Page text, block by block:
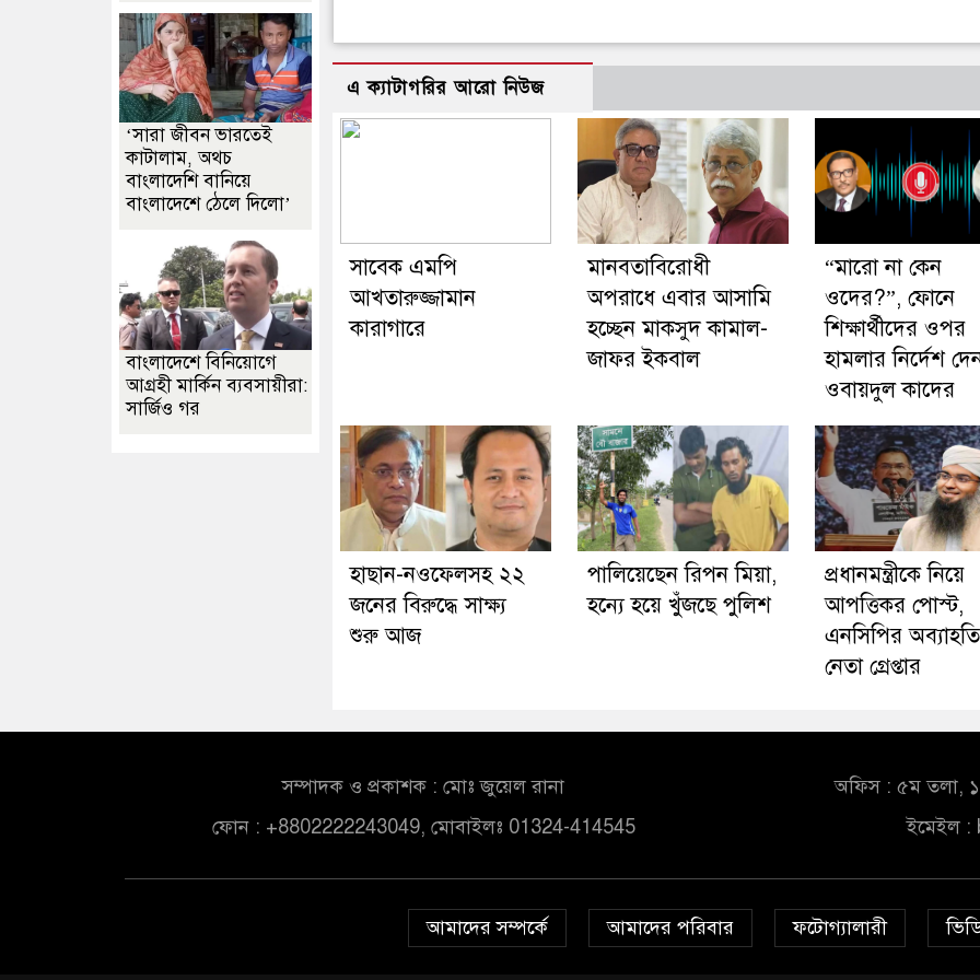
এ ক্যাটাগরির আরো নিউজ
সাবেক এমপি
আখতারুজ্জামান
কারাগারে
মানবতাবিরোধী
অপরাধে এবার আসামি
হচ্ছেন মাকসুদ কামাল-
জাফর ইকবাল
“মারো না কেন
ওদের?”, ফোনে
শিক্ষার্থীদের ওপর
হামলার নির্দেশ
ওবায়দুল কাদের
হাছান-নওফেলসহ ২২
জনের বিরুদ্ধে সাক্ষ্য
শুরু আজ
পালিয়েছেন রিপন মিয়া,
হন্যে হয়ে খুঁজছে পুলিশ
প্রধানমন্ত্রীকে নিয়ে
আপত্তিকর পোস্ট,
এনসিপির
নেতা গ্রেপ্তার
‘সারা জীবন ভারতেই
কাটালাম, অথচ
বাংলাদেশি বানিয়ে
বাংলাদেশে ঠেলে দিলো’
বাংলাদেশে বিনিয়োগে
আগ্রহী মার্কিন ব্যবসায়ীরা:
সার্জিও গর
সম্পাদক ও প্রকাশক : মোঃ জুয়েল রানা
ফোন : +8802222243049, মোবাইলঃ 01324-414545
অফিস : ৫ম তলা,
ইমেইল :
আমাদের সম্পর্কে আমাদের পরিবার ফটোগ্যালারী